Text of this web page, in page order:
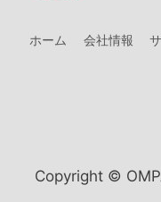
ホーム 会社情報
Copyright ©